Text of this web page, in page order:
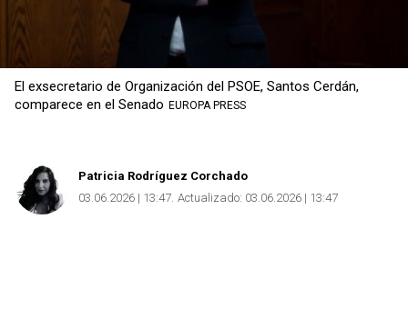
El exsecretario de Organización del PSOE, Santos Cerdán,
comparece en el Senado EUROPA PRESS
Patricia Rodríguez Corchado
03.06.2026 | 13:47 Actualizado: 03.06.2026 | 13:47